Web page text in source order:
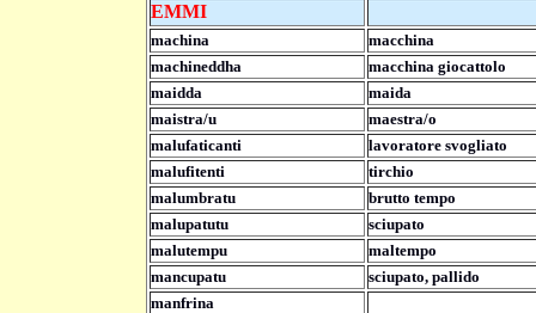
EMMI
machina
macchina
machineddha
macchina giocattolo
maidda
maida
maistra/u
maestra/o
malufaticanti
lavoratore svogliato
malufitenti
tirchio
malumbratu
brutto tempo
malupatutu
sciupato
malutempu
maltempo
mancupatu
sciupato, pallido
manfrina